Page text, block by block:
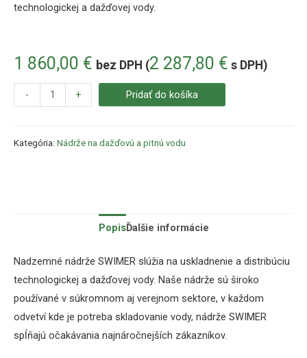
1 860,00 € bez DPH (2 287,80 € s DPH)
technologickej a dažďovej vody.
- + Pridať do košíka
Kategória: Nádrže na dažďovú a pitnú vodu
PopisĎalšie informácie
Nadzemné nádrže SWIMER slúžia na uskladnenie a distribúciu
technologickej a dažďovej vody. Naše nádrže sú široko
používané v súkromnom aj verejnom sektore, v každom
odvetví kde je potreba skladovanie vody, nádrže SWIMER
spĺňajú očakávania najnáročnejších zákazníkov.